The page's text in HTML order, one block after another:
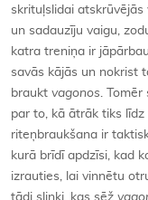
skrituļslidai
un sadauzīju vaigu,
katra treniņa ir
savās kājās un nokrist
braukt vagonos.
par to, kā ātrāk tiks
riteņbraukšana ir
kurā brīdī apdzīsi, kad
izrauties, lai vinnētu